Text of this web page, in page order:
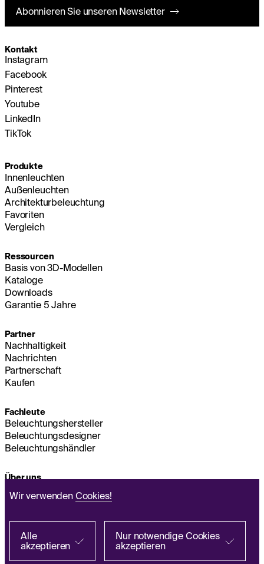
Bei einem Partner suchen
Wir verwenden Cookies!
Alle
akzeptieren
Nur notwendige Cookies
akzeptieren
Abonnieren Sie unseren Newsletter
Kontakt
Instagram
Facebook
Pinterest
Youtube
LinkedIn
TikTok
Produkte
Innenleuchten
Außenleuchten
Architekturbeleuchtung
Favoriten
Vergleich
Ressourcen
Basis von 3D-Modellen
Kataloge
Downloads
Garantie 5 Jahre
Partner
Nachhaltigkeit
Nachrichten
Partnerschaft
Kaufen
Fachleute
Beleuchtungshersteller
Beleuchtungsdesigner
Beleuchtungshändler
Über uns
Hauptsitz